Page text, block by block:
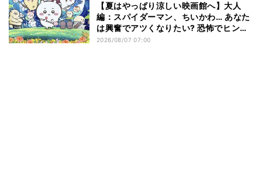
【夏はやっぱり涼しい映画館へ】大人
編：スパイダーマン、ちいかわ… あなた
は興奮でアツくなりたい? 恐怖でヒンヤ
リしたい? - 編集部が注目する最新映画5
2026/08/07 07:00